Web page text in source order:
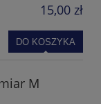
15,00 zł
DO KOSZYKA
M